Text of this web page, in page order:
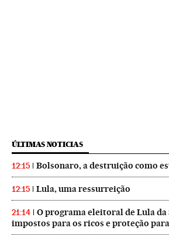
ÚLTIMAS NOTICIAS
12:15 Bolsonaro, a destruição como
12:15 Lula, uma ressurreição
21:14
O programa eleitoral de Lula da
impostos para os ricos e proteção